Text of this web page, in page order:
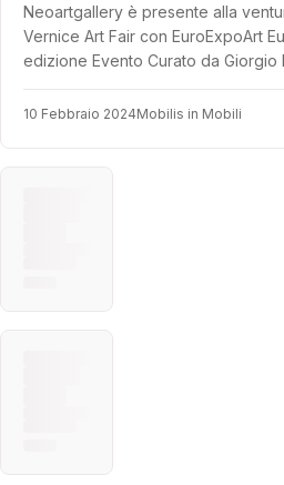
Neoartgallery è presente alla
Vernice Art Fair con EuroExpoArt
edizione Evento Curato da
10 Febbraio 2024Mobilis in Mobili